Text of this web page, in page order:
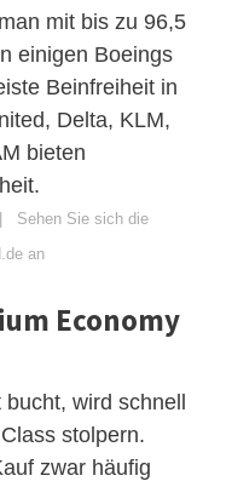
mit bis zu 96,5
einigen Boeings
Beinfreiheit in
Delta, KLM,
bieten
Sehen Sie sich die
an
Economy
wird schnell
stolpern.
zwar häufig